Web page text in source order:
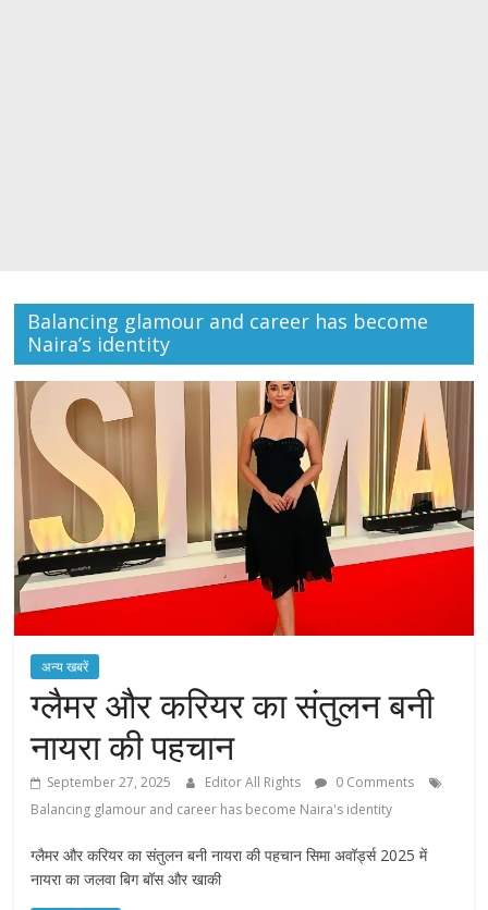
Balancing glamour and career has become
Naira’s identity
अन्य खबरें
ग्लैमर और करियर का संतुलन बनी
नायरा की पहचान
September 27, 2025 Editor All Rights
0 Comments
Balancing glamour and career has become Naira's identity
ग्लैमर और करियर का संतुलन बनी नायरा की पहचान सिमा अवॉर्ड्स 2025 में
नायरा का जलवा बिग बॉस और खाकी